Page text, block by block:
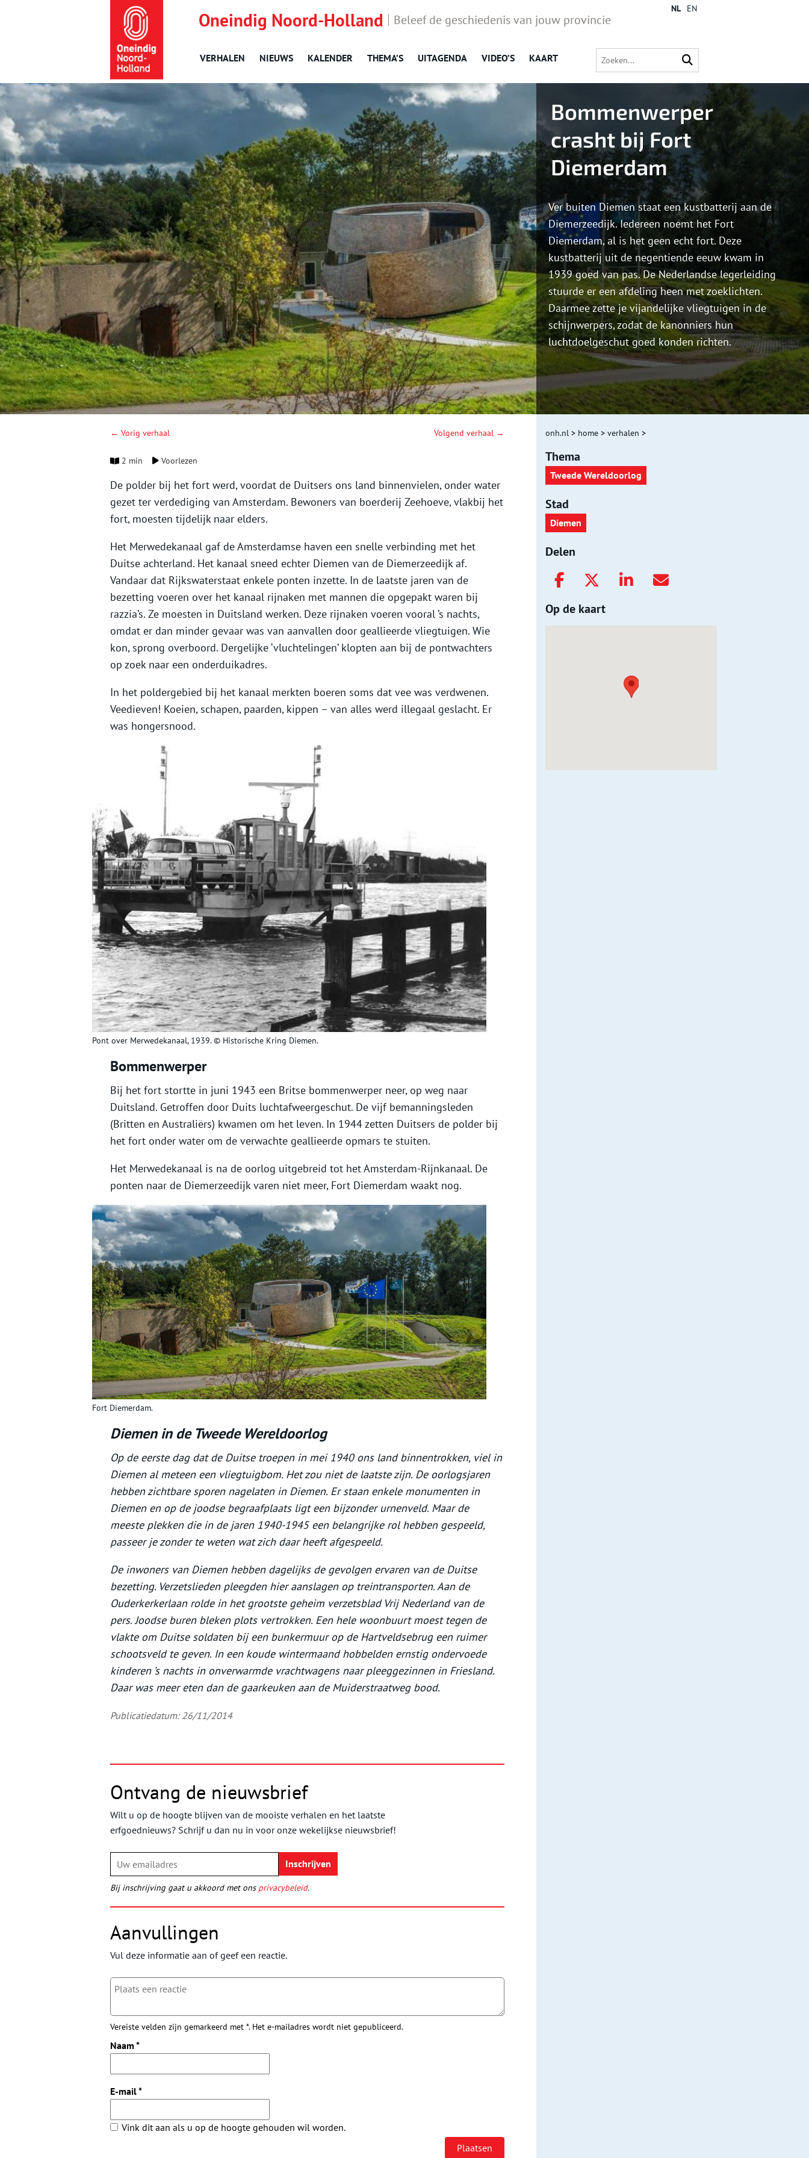
Oneindig Noord-Holland Beleef de geschiedenis van jouw provincie
VERHALEN NIEUWS KALENDER THEMA’S UITAGENDA VIDEO’S KAART
NL EN
Bommenwerper
crasht bij Fort
Diemerdam
Ver buiten Diemen staat een kustbatterij aan de
Diemerzeedijk. Iedereen noemt het Fort
Diemerdam, al is het geen echt fort. Deze
kustbatterij uit de negentiende eeuw kwam in
1939 goed van pas. De Nederlandse legerleiding
stuurde er een afdeling heen met zoeklichten.
Daarmee zette je vijandelijke vliegtuigen in de
schijnwerpers, zodat de kanonniers hun
luchtdoelgeschut goed konden richten.
← Vorig verhaal Volgend verhaal →
2 min Voorlezen
De polder bij het fort werd, voordat de Duitsers ons land binnenvielen, onder water
gezet ter verdediging van Amsterdam. Bewoners van boerderij Zeehoeve, vlakbij het
fort, moesten tijdelijk naar elders.
Het Merwedekanaal gaf de Amsterdamse haven een snelle verbinding met het
Duitse achterland. Het kanaal sneed echter Diemen van de Diemerzeedijk af.
Vandaar dat Rijkswaterstaat enkele ponten inzette. In de laatste jaren van de
bezetting voeren over het kanaal rijnaken met mannen die opgepakt waren bij
razzia’s. Ze moesten in Duitsland werken. Deze rijnaken voeren vooral ’s nachts,
omdat er dan minder gevaar was van aanvallen door geallieerde vliegtuigen. Wie
kon, sprong overboord. Dergelijke ‘vluchtelingen’ klopten aan bij de pontwachters
op zoek naar een onderduikadres.
In het poldergebied bij het kanaal merkten boeren soms dat vee was verdwenen.
Veedieven! Koeien, schapen, paarden, kippen – van alles werd illegaal geslacht. Er
was hongersnood.
Pont over Merwedekanaal, 1939. © Historische Kring Diemen.
Bommenwerper
Bij het fort stortte in juni 1943 een Britse bommenwerper neer, op weg naar
Duitsland. Getroffen door Duits luchtafweergeschut. De vijf bemanningsleden
(Britten en Australiërs) kwamen om het leven. In 1944 zetten Duitsers de polder bij
het fort onder water om de verwachte geallieerde opmars te stuiten.
Het Merwedekanaal is na de oorlog uitgebreid tot het Amsterdam-Rijnkanaal. De
ponten naar de Diemerzeedijk varen niet meer, Fort Diemerdam waakt nog.
Fort Diemerdam.
Diemen in de Tweede Wereldoorlog
Op de eerste dag dat de Duitse troepen in mei 1940 ons land binnentrokken, viel in
Diemen al meteen een vliegtuigbom. Het zou niet de laatste zijn. De oorlogsjaren
hebben zichtbare sporen nagelaten in Diemen. Er staan enkele monumenten in
Diemen en op de joodse begraafplaats ligt een bijzonder urnenveld. Maar de
meeste plekken die in de jaren 1940-1945 een belangrijke rol hebben gespeeld,
passeer je zonder te weten wat zich daar heeft afgespeeld.
De inwoners van Diemen hebben dagelijks de gevolgen ervaren van de Duitse
bezetting. Verzetslieden pleegden hier aanslagen op treintransporten. Aan de
Ouderkerkerlaan rolde in het grootste geheim verzetsblad Vrij Nederland van de
pers. Joodse buren bleken plots vertrokken. Een hele woonbuurt moest tegen de
vlakte om Duitse soldaten bij een bunkermuur op de Hartveldsebrug een ruimer
schootsveld te geven. In een koude wintermaand hobbelden ernstig ondervoede
kinderen ’s nachts in onverwarmde vrachtwagens naar pleeggezinnen in Friesland.
Daar was meer eten dan de gaarkeuken aan de Muiderstraatweg bood.
Publicatiedatum: 26/11/2014
Ontvang de nieuwsbrief
Wilt u op de hoogte blijven van de mooiste verhalen en het laatste
erfgoednieuws? Schrijf u dan nu in voor onze wekelijkse nieuwsbrief!
Bij inschrijving gaat u akkoord met ons privacybeleid.
Aanvullingen
Vul deze informatie aan of geef een reactie.
Vereiste velden zijn gemarkeerd met *. Het e-mailadres wordt niet gepubliceerd.
Naam *
E-mail*
Vink dit aan als u op de hoogte gehouden wil worden.
onh.nl > home > verhalen >
Thema
Tweede Wereldoorlog
Stad
Diemen
Delen
Op de kaart